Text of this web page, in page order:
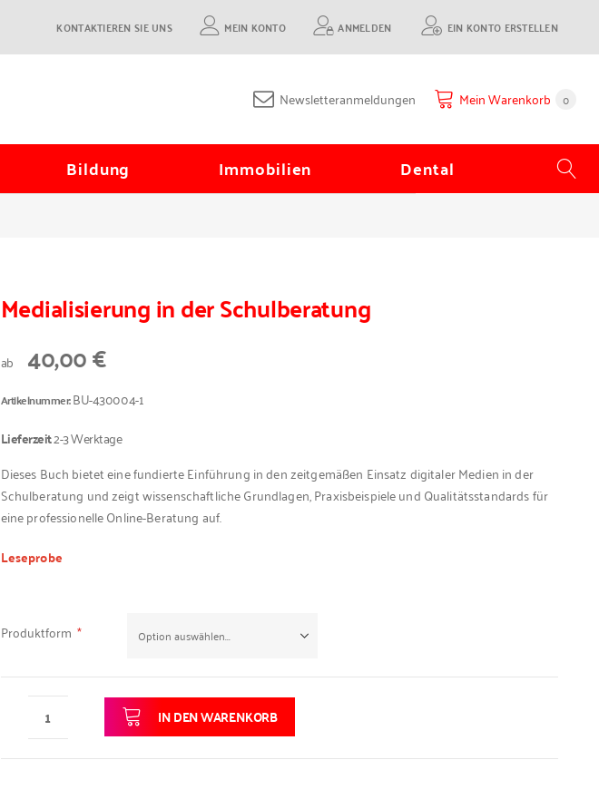
KONTAKTIEREN SIE UNS MEIN KONTO ANMELDEN EIN KONTO ERSTELLEN
Newsletteranmeldungen Mein Warenkorb 0
Bildung Immobilien Dental
Medialisierung in der Schulberatung
ab 40,00 €
Artikelnummer BU-430004-1
Lieferzeit2-3 Werktage
Dieses Buch bietet eine fundierte Einführung in den zeitgemäßen Einsatz digitaler Medien in der
Schulberatung und zeigt wissenschaftliche Grundlagen, Praxisbeispiele und Qualitätsstandards für
eine professionelle Online-Beratung auf.
Leseprobe
Produktform
IN DEN WARENKORB